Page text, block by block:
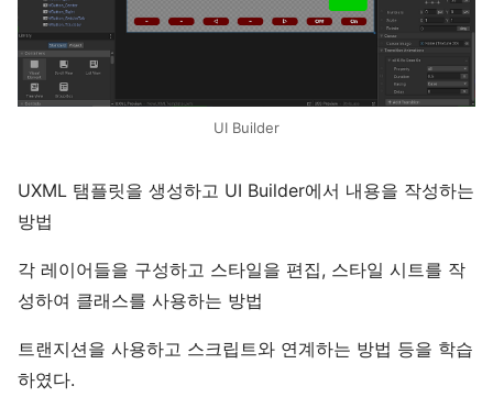
UI Builder
UXML 탬플릿을 생성하고 UI Builder에서 내용을 작성하는
방법
각 레이어들을 구성하고 스타일을 편집, 스타일 시트를 작
성하여 클래스를 사용하는 방법
트랜지션을 사용하고 스크립트와 연계하는 방법 등을 학습
하였다.